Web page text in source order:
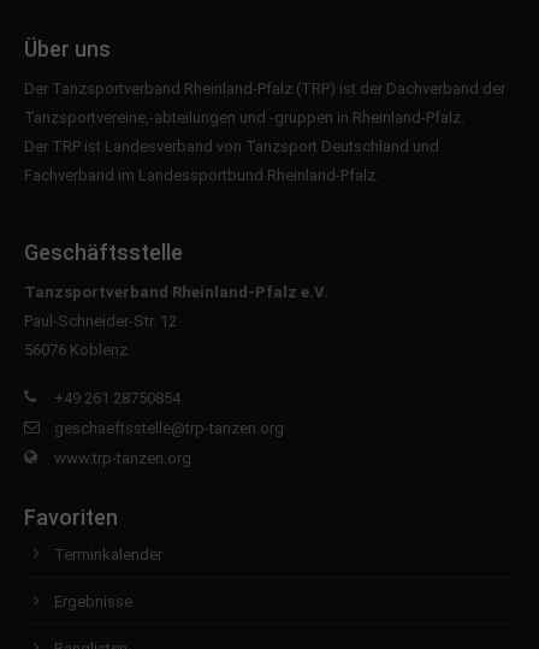
Über uns
Der Tanzsportverband Rheinland-Pfalz (TRP) ist der Dachverband der
Tanzsportvereine,-abteilungen und -gruppen in Rheinland-Pfalz.
Der TRP ist Landesverband von Tanzsport Deutschland und
Fachverband im Landessportbund Rheinland-Pfalz.
Geschäftsstelle
Tanzsportverband Rheinland-Pfalz e.V.
Paul-Schneider-Str. 12
56076 Koblenz
+49 261 28750854
geschaeftsstelle@trp-tanzen.org
www.trp-tanzen.org
Favoriten
Terminkalender
Ergebnisse